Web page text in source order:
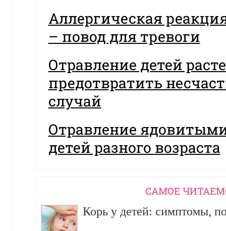
Аллергическая
– повод для тревоги
Отравление детей
предотвратить
случай
Отравление
детей разного возраста
CАМОЕ
Корь у детей: симптомы,